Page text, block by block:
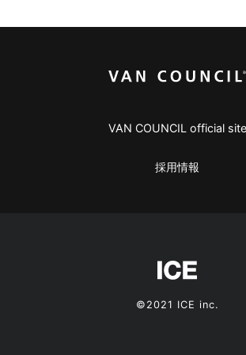
VAN COUNCIL official site
採用情報
©2021 ICE inc.